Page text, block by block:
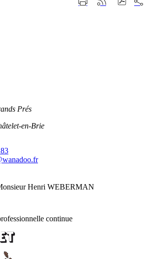
sur
Prés
en-Brie
Henri WEBERMAN
continue